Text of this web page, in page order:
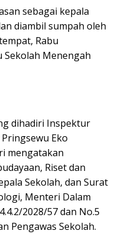
sebagai kepala
diambil sumpah oleh
Rabu
Sekolah Menengah
dihadiri Inspektur
Eko
mengatakan
Riset dan
Sekolah, dan Surat
Menteri Dalam
2028/57 dan No.5
Pengawas Sekolah.